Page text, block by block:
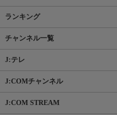
ランキング
チャンネル一覧
J:テレ
J:COMチャンネル
J:COM STREAM